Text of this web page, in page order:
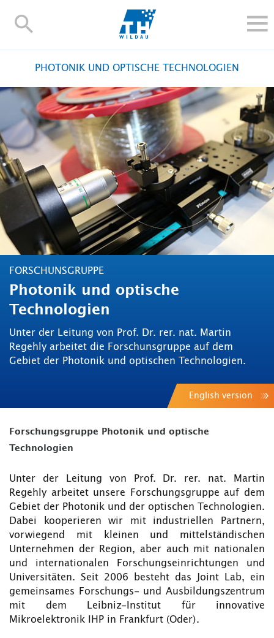
TH-
FORSCHUNG UND TRANSFER
ALUMNI
HOCHSCHULE
INTERNATIONAL
BESCHÄFTIGTE
Blogs Kontakt und Anfahrt Webmail Moodle
TH Online-Portal Personensuche English
PHOTONIK UND OPTISCHE TECHNOLOGIEN
FORSCHUNSGRUPPE
Photonik und optische
Technologien
Unter der Leitung von Prof. Dr. rer. nat. Martin
Regehly arbeitet die Forschunsgruppe auf dem
Gebiet der Photonik und optischen Technologien.
English version
Forschungsgruppe Photonik und optische
Technologien
Unter der Leitung von Prof. Dr. rer. nat. Martin
Regehly arbeitet unsere Forschungsgruppe auf dem
Gebiet der Photonik und der optischen Technologien.
Dabei kooperieren wir mit industriellen Partnern,
vorwiegend mit kleinen und mittelständischen
Unternehmen der Region, aber auch mit nationalen
und internationalen Forschungseinrichtungen und
Universitäten. Seit 2006 besteht das Joint Lab, ein
gemeinsames Forschungs- und Ausbildungszentrum
mit dem Leibniz-Institut für innovative
Mikroelektronik IHP in Frankfurt (Oder).